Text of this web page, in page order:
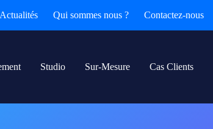
Actualités Qui sommes nous ? Contactez-nous
Studio Sur-Mesure Cas Clients